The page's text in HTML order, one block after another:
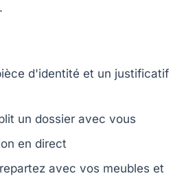
d'identité et un justificatif
un dossier avec vous
en direct
avec vos meubles et